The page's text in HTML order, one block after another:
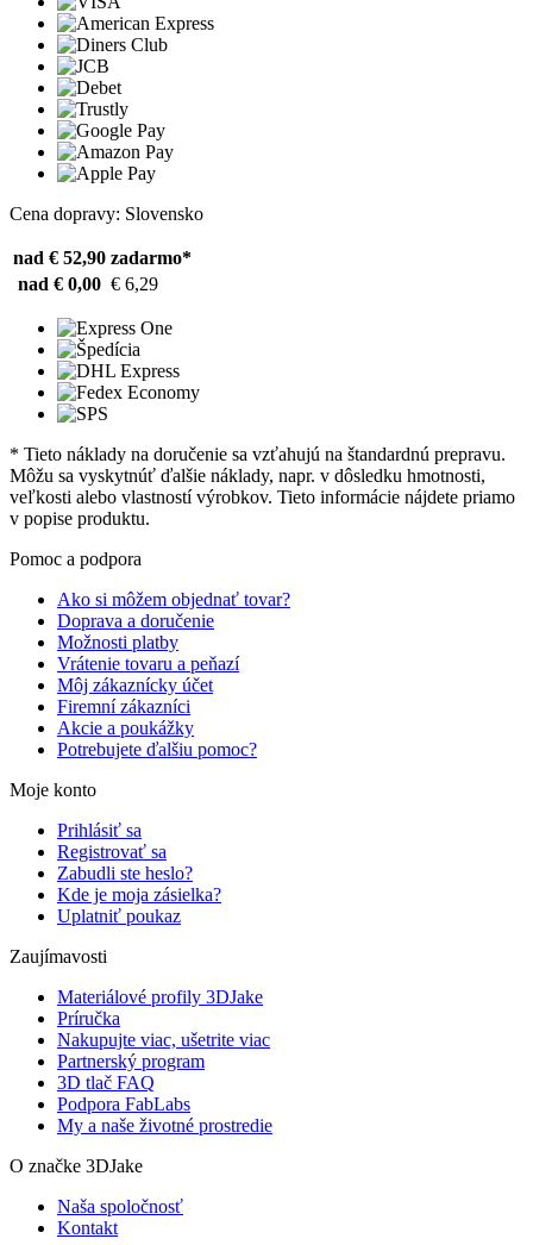
Cena dopravy: Slovensko
nad € 52,90 zadarmo*
nad € 0,00 € 6,29
* Tieto náklady na doručenie sa vzťahujú na štandardnú prepravu.
Môžu sa vyskytnúť ďalšie náklady, napr. v dôsledku hmotnosti,
veľkosti alebo vlastností výrobkov. Tieto informácie nájdete priamo
v popise produktu.
Pomoc a podpora
Ako si môžem objednať tovar?
Doprava a doručenie
Možnosti platby
Vrátenie tovaru a peňazí
Môj zákaznícky účet
Firemní zákazníci
Akcie a poukážky
Potrebujete ďalšiu pomoc?
Moje konto
Prihlásiť sa
Registrovať sa
Zabudli ste heslo?
Kde je moja zásielka?
Uplatniť poukaz
Zaujímavosti
Materiálové profily 3DJake
Príručka
Nakupujte viac, ušetrite viac
Partnerský program
3D tlač FAQ
Podpora FabLabs
My a naše životné prostredie
O značke 3DJake
Naša spoločnosť
Kontakt